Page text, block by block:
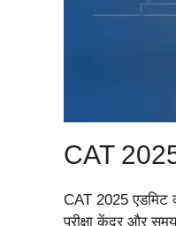
CAT
CAT 2025 एडमिट
परीक्षा केंद्र और